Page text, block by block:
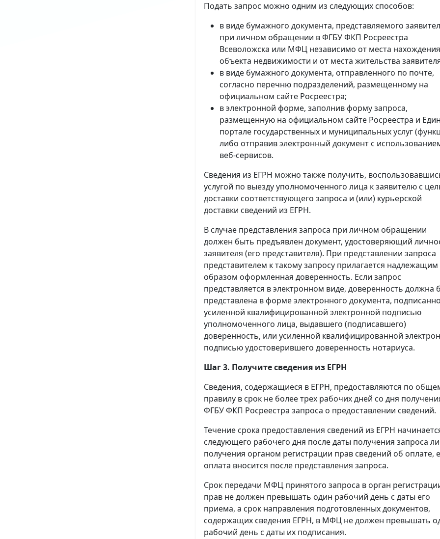
Подать запрос можно одним из следующих способов:
в виде бумажного документа, представляемого
при личном обращении в ФГБУ ФКП Росреестра
Всеволожска или МФЦ независимо от места нахождения
объекта недвижимости и от места жительства
в виде бумажного документа, отправленного по почте,
согласно перечню подразделений, размещенному на
официальном сайте Росреестра;
в электронной форме, заполнив форму запроса,
размещенную на официальном сайте Росреестра и
портале государственных и муниципальных услуг
либо отправив электронный документ с
веб-сервисов.
Сведения из ЕГРН можно также получить,
услугой по выезду уполномоченного лица к заявителю с
доставки соответствующего запроса и (или) курьерской
доставки сведений из ЕГРН.
В случае представления запроса при личном обращении
должен быть предъявлен документ, удостоверяющий
заявителя (его представителя). При представлении запроса
представителем к такому запросу прилагается надлежащим
образом оформленная доверенность. Если запрос
представляется в электронном виде, доверенность должна
представлена в форме электронного документа,
усиленной квалифицированной электронной подписью
уполномоченного лица, выдавшего (подписавшего)
доверенность, или усиленной квалифицированной
подписью удостоверившего доверенность нотариуса.
Шаг 3. Получите сведения из ЕГРН
Сведения, содержащиеся в ЕГРН, предоставляются по
правилу в срок не более трех рабочих дней со дня
ФГБУ ФКП Росреестра запроса о предоставлении сведений.
Течение срока предоставления сведений из ЕГРН
следующего рабочего дня после даты получения запроса
получения органом регистрации прав сведений об оплате,
оплата вносится после представления запроса.
Срок передачи МФЦ принятого запроса в орган
прав не должен превышать один рабочий день с даты его
приема, а срок направления подготовленных документов,
содержащих сведения ЕГРН, в МФЦ не должен превышать
рабочий день с даты их подписания.